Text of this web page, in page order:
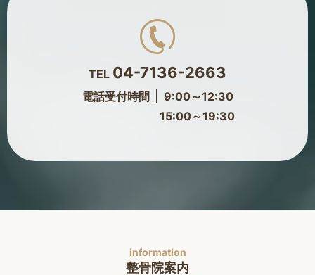
TEL 04-7136-2663
電話受付時間
9:00～12:30
15:00～19:30
information
整骨院案内